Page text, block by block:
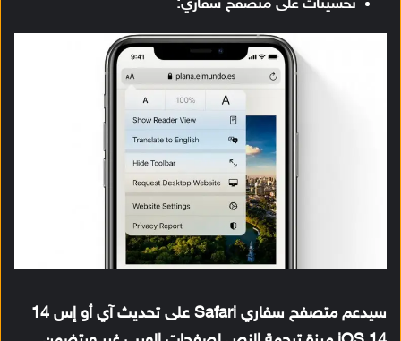
تحسينات على متصفح سفاري:
سيدعم متصفح سفاري Safari على تحديث آي أو إس 14